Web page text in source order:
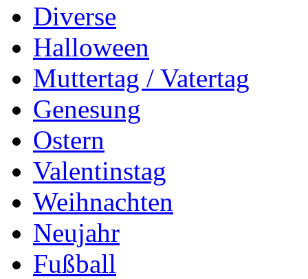
Diverse
Halloween
Muttertag / Vatertag
Genesung
Ostern
Valentinstag
Weihnachten
Neujahr
Fußball